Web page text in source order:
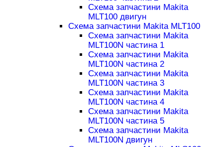
Схема запчастини Makita
MLT100 двигун
Схема запчастини Makita MLT100
Схема запчастини Makita
MLT100N частина 1
Схема запчастини Makita
MLT100N частина 2
Схема запчастини Makita
MLT100N частина 3
Схема запчастини Makita
MLT100N частина 4
Схема запчастини Makita
MLT100N частина 5
Схема запчастини Makita
MLT100N двигун